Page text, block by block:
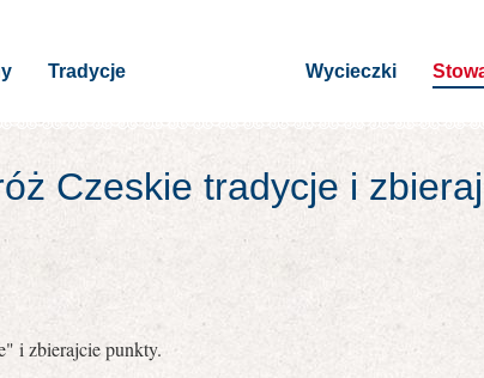
Tradycje Wycieczki
Czeskie tradycje i
i zbierajcie punkty.